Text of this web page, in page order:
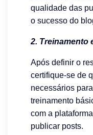
qualidade das
o sucesso do
2. Treinamento
Após definir o
certifique-se de
necessários
treinamento
com a
publicar posts.